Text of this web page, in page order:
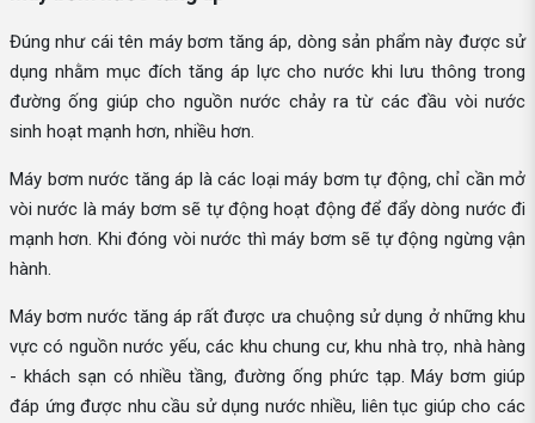
Đúng như cái tên máy bơm tăng áp, dòng sản phẩm này được sử
dụng nhằm mục đích tăng áp lực cho nước khi lưu thông trong
đường ống giúp cho nguồn nước chảy ra từ các đầu vòi nước
sinh hoạt mạnh hơn, nhiều hơn.
Máy bơm nước tăng áp là các loại máy bơm tự động, chỉ cần mở
vòi nước là máy bơm sẽ tự động hoạt động để đẩy dòng nước đi
mạnh hơn. Khi đóng vòi nước thì máy bơm sẽ tự động ngừng vận
hành.
Máy bơm nước tăng áp rất được ưa chuộng sử dụng ở những khu
vực có nguồn nước yếu, các khu chung cư, khu nhà trọ, nhà hàng
- khách sạn có nhiều tầng, đường ống phức tạp. Máy bơm giúp
đáp ứng được nhu cầu sử dụng nước nhiều, liên tục giúp cho các